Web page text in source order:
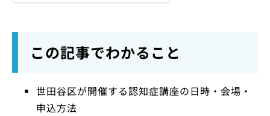
この記事でわかること
世田谷区が開催する認知症講座の日時・会場・
申込方法